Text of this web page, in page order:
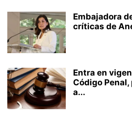
Embajadora
críticas de
Entra en
Código
a...